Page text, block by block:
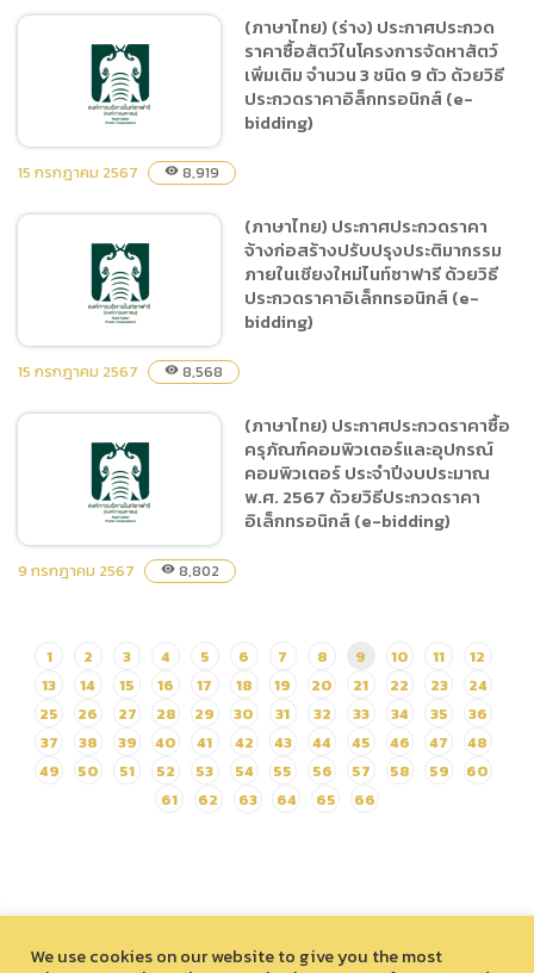
ราคาจ้างปรับปรุงรถแทรม
จำนวน 5 พ่วง, รถตุ๊กตุ๊ก
จำนวน 2 คัน เป็น Food
truck จำหน่ายอาหาร, อาหาร
ว่างเครื่องดื่ม และรถจำหน่าย
อาหารป้อนสัตว์ ด้วยวิธี
ประกวดราคาอิเล็กทรอนิกส์
ประกวดราคาซื้อสัตว์ใน
โครงการจัดหาสัตว์เพิ่มเติม
จำนวน 3 ชนิด 9 ตัว ด้วยวิธี
ประกวดราคาอิล็กทรอนิกส์
(e-bidding)
(ภาษาไทย) (ร่าง) ประกาศประกวด
ราคาซื้อสัตว์ในโครงการจัดหาสัตว์
เพิ่มเติม จำนวน 3 ชนิด 9 ตัว ด้วยวิธี
ประกวดราคาอิล็กทรอนิกส์ (e-
bidding)
15 กรกฎาคม 2567 visibility 8,919
ราคาจ้างก่อสร้างปรับปรุง
ประติมากรรมภายในเชียงใหม่
ไนท์ซาฟารี ด้วยวิธีประกวด
ราคาอิเล็กทรอนิกส์ (e-
bidding)
(ภาษาไทย) ประกาศประกวดราคา
จ้างก่อสร้างปรับปรุงประติมากรรม
ภายในเชียงใหม่ไนท์ซาฟารี ด้วยวิธี
ประกวดราคาอิเล็กทรอนิกส์ (e-
bidding)
15 กรกฎาคม 2567 visibility 8,568
ราคาซื้อครุภัณฑ์คอมพิวเตอร์
และอุปกรณ์คอมพิวเตอร์
ประจำปีงบประมาณ พ.ศ.
2567 ด้วยวิธีประกวดราคา
อิเล็กทรอนิกส์ (e-bidding)
(ภาษาไทย) ประกาศประกวดราคาซื้อ
ครุภัณฑ์คอมพิวเตอร์และอุปกรณ์
คอมพิวเตอร์ ประจำปีงบประมาณ
พ.ศ. 2567 ด้วยวิธีประกวดราคา
อิเล็กทรอนิกส์ (e-bidding)
9 กรกฎาคม 2567 visibility 8,802
1 2 3 4 5 6 7 8 9 10 11
12
13
14 15 16 17 18 19 20 21 22 23
24
25
26 27 28 29 30 31 32 33 34 35
36
37
38 39 40 41 42 43 44 45 46 47
48
49
50 51 52 53 54 55 56 57 58 59
60
61
62 63 64 65 66
We use cookies on our website to give you the most